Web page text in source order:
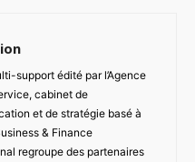
support édité par l’Agence
cabinet de
et de stratégie basé à
& Finance
regroupe des partenaires